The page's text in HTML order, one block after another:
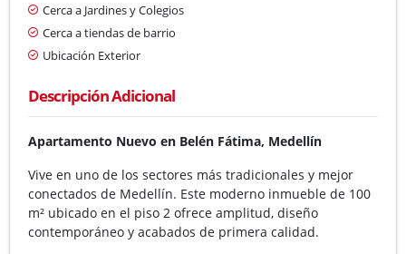
Cerca a Jardines y Colegios
Cerca a tiendas de barrio
Ubicación Exterior
Descripción Adicional
Apartamento Nuevo en Belén Fátima, Medellín
Vive en uno de los sectores más tradicionales y mejor
conectados de Medellín. Este moderno inmueble de 100
m² ubicado en el piso 2 ofrece amplitud, diseño
contemporáneo y acabados de primera calidad.